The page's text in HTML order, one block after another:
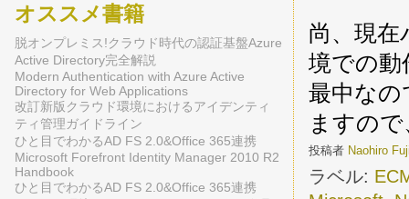
尚、現
境での動
最中な
ますの
投稿者 Naohiro
ラベル:
オススメ書籍
脱オンプレミス!クラウド時代の認証基盤Azure
Active Directory完全解説
Modern Authentication with Azure Active
Directory for Web Applications
改訂新版クラウド環境におけるアイデンティ
ティ管理ガイドライン
ひと目でわかるAD FS 2.0&Office 365連携
Microsoft Forefront Identity Manager 2010 R2
Handbook
ひと目でわかるAD FS 2.0&Office 365連携